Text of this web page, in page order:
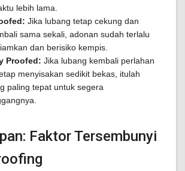
lebih lama.
Jika lubang tetap cekung dan
sama sekali, adonan sudah terlalu
dan berisiko kempis.
Proofed: Jika lubang kembali perlahan
menyisakan sedikit bekas, itulah
paling tepat untuk segera
Faktor Tersembunyi